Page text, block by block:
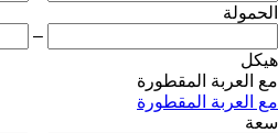
الحمولة
–
هيكل
مع العربة المقطورة
مع العربة المقطورة
سعة